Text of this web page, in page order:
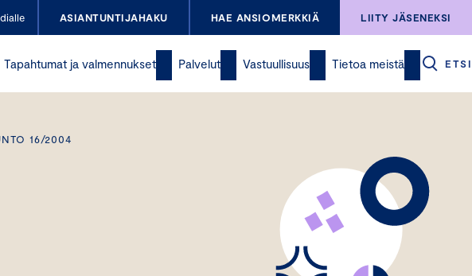
ASIANTUNTIJAHAKU HAE ANSIOMERKKIÄ LIITY JÄSENEKSI
Tapahtumat ja valmennukset Palvelut Vastuullisuus Tietoa meistä ETSI
16/2004